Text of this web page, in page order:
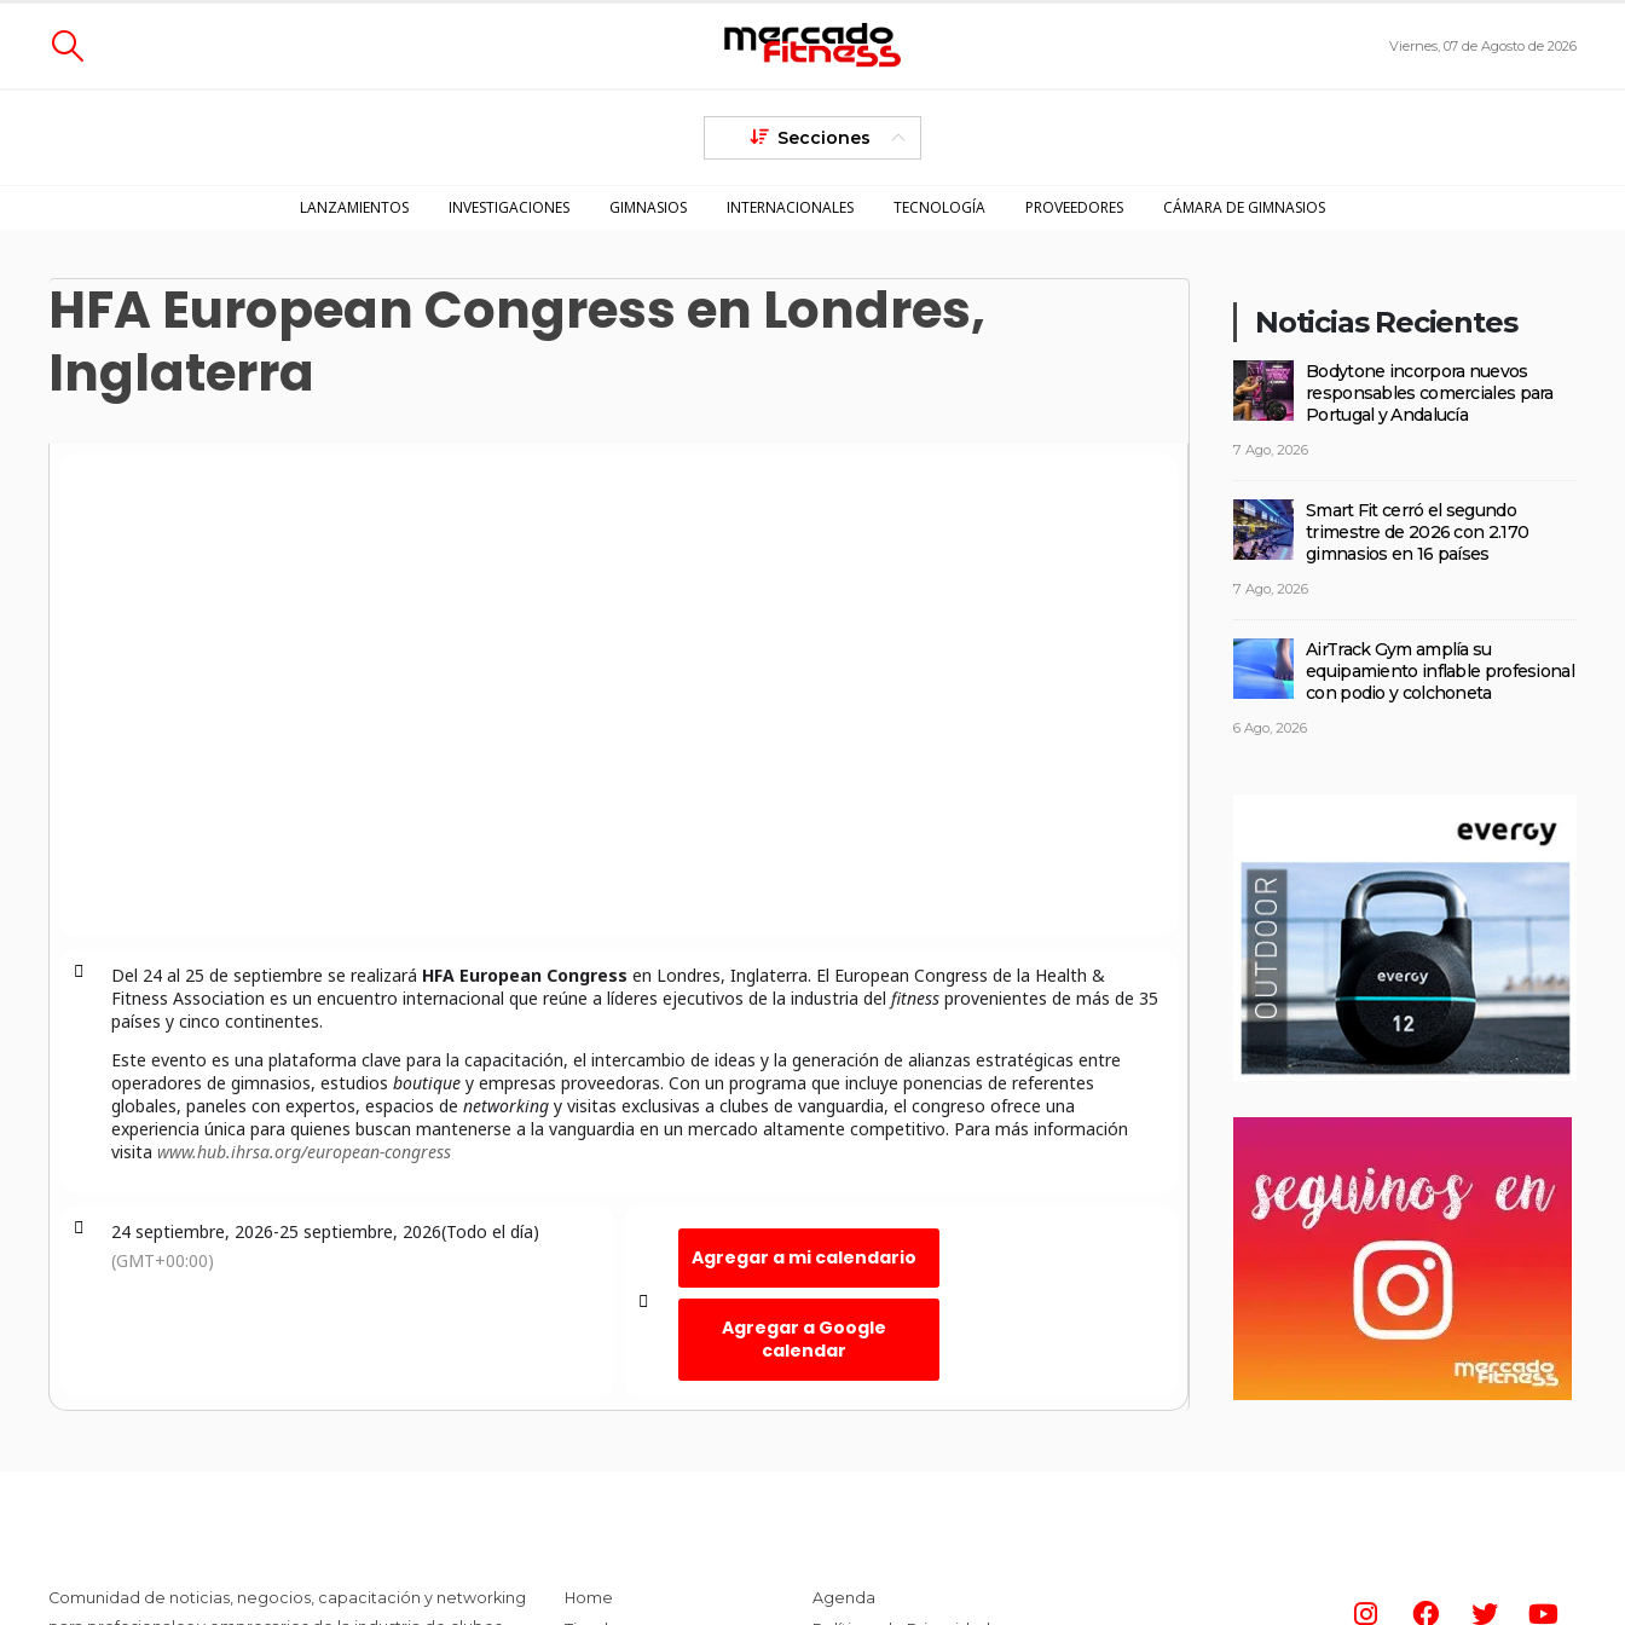
Viernes, 07 de Agosto de 2026
Secciones
LANZAMIENTOS INVESTIGACIONES GIMNASIOS INTERNACIONALES TECNOLOGÍA PROVEEDORES CÁMARA DE GIMNASIOS
HFA European Congress en Londres,
Inglaterra
Del 24 al 25 de septiembre se realizará HFA European Congress en Londres, Inglaterra. El European Congress de la Health &
Fitness Association es un encuentro internacional que reúne a líderes ejecutivos de la industria del fitness provenientes de más de 35
países y cinco continentes.
Este evento es una plataforma clave para la capacitación, el intercambio de ideas y la generación de alianzas estratégicas entre
operadores de gimnasios, estudios boutique y empresas proveedoras. Con un programa que incluye ponencias de referentes
globales, paneles con expertos, espacios de networking y visitas exclusivas a clubes de vanguardia, el congreso ofrece una
experiencia única para quienes buscan mantenerse a la vanguardia en un mercado altamente competitivo. Para más información
visita www.hub.ihrsa.org/european-congress
24 septiembre, 2026-25 septiembre, 2026(Todo el día)
(GMT+00:00)
Agregar a mi calendario
Agregar a Google
calendar
Noticias Recientes
Bodytone incorpora nuevos
responsables comerciales para
Portugal y Andalucía
7 Ago, 2026
Smart Fit cerró el segundo
trimestre de 2026 con 2.170
gimnasios en 16 países
7 Ago, 2026
AirTrack Gym amplía su
equipamiento inflable profesional
con podio y colchoneta
6 Ago, 2026
Comunidad de noticias, negocios, capacitación y networking
Home
Agenda